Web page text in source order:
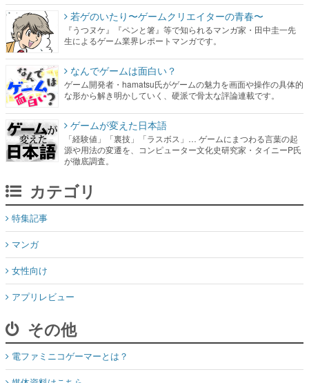
若ゲのいたり〜ゲームクリエイターの青春〜
『うつヌケ』『ペンと箸』等で知られるマンガ家・田中圭一先
生によるゲーム業界レポートマンガです。
なんでゲームは面白い？
ゲーム開発者・hamatsu氏がゲームの魅力を画面や操作の具体的
な形から解き明かしていく、硬派で骨太な評論連載です。
ゲームが変えた日本語
「経験値」「裏技」「ラスボス」… ゲームにまつわる言葉の起
源や用法の変遷を、コンピューター文化史研究家・タイニーP氏
が徹底調査。
カテゴリ
特集記事
マンガ
女性向け
アプリレビュー
その他
電ファミニコゲーマーとは？